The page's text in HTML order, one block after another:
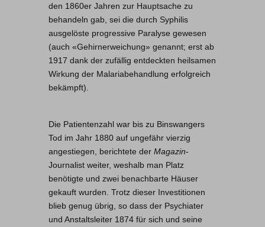
den 1860er Jahren zur Hauptsache zu
behandeln gab, sei die durch Syphilis
ausgelöste progressive Paralyse gewesen
(auch «Gehirnerweichung» genannt; erst ab
1917 dank der zufällig entdeckten heilsamen
Wirkung der Malariabehandlung erfolgreich
bekämpft).
Die Patientenzahl war bis zu Binswangers
Tod im Jahr 1880 auf ungefähr vierzig
angestiegen, berichtete der Magazin-
Journalist weiter, weshalb man Platz
benötigte und zwei benachbarte Häuser
gekauft wurden. Trotz dieser Investitionen
blieb genug übrig, so dass der Psychiater
und Anstaltsleiter 1874 für sich und seine